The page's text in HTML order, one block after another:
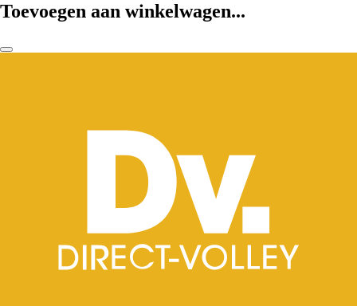
Toevoegen aan winkelwagen...